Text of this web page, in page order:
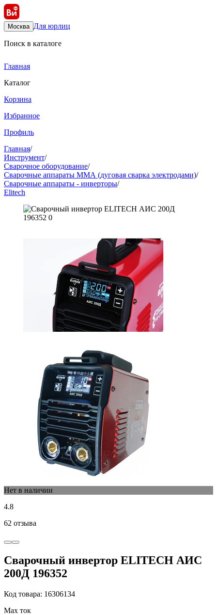
Москва Для юрлиц
Поиск в каталоге
Главная
Каталог
Корзина
Избранное
Профиль
Главная/
Инструмент/
Сварочное оборудование/
Сварочные аппараты ММА (дуговая сварка электродами)/
Сварочные аппараты - инверторы/
Elitech
Нет в наличии
4.8
62 отзыва
Сварочный инвертор ELITECH АИС
200Д 196352
Код товара: 16306134
Max ток